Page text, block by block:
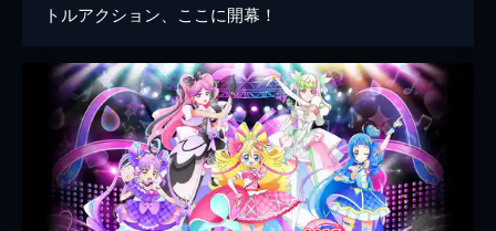
トルアクション、ここに開幕！